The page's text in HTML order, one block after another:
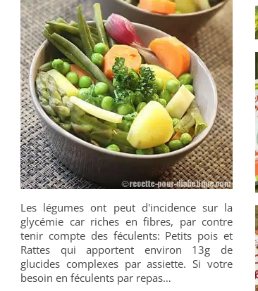
Les légumes ont peut d'incidence sur la
glycémie car riches en fibres, par contre
tenir compte des féculents: Petits pois et
Rattes qui apportent environ 13g de
glucides complexes par assiette. Si votre
besoin en féculents par repas…